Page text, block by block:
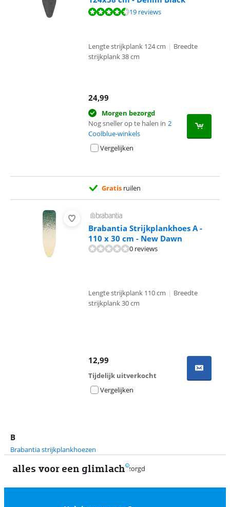
Beoordeling is 8,6 van de 10, gebaseerd op 19 reviews.
19 reviews
Lengte strijkplank 124 cm | Breedte
strijkplank 38 cm
24,99
Morgen bezorgd
Nog sneller op te halen in 2
Coolblue-winkels
Vergelijken
Gratis ruilen
Brabantia Strijkplankhoes A -
110 x 30 cm - New Dawn
0 reviews
Lengte strijkplank 110 cm | Breedte
strijkplank 30 cm
12,99
Tijdelijk uitverkocht
Vergelijken
B
Brabantia strijkplankhoezen
alles voor een glimlach